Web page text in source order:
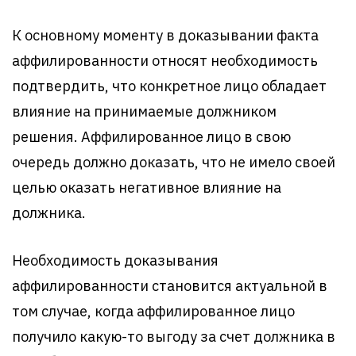
К основному моменту в доказывании факта
аффилированности относят необходимость
подтвердить, что конкретное лицо обладает
влияние на принимаемые должником
решения. Аффилированное лицо в свою
очередь должно доказать, что не имело своей
целью оказать негативное влияние на
должника.
Необходимость доказывания
аффилированности становится актуальной в
том случае, когда аффилированное лицо
получило какую-то выгоду за счет должника в